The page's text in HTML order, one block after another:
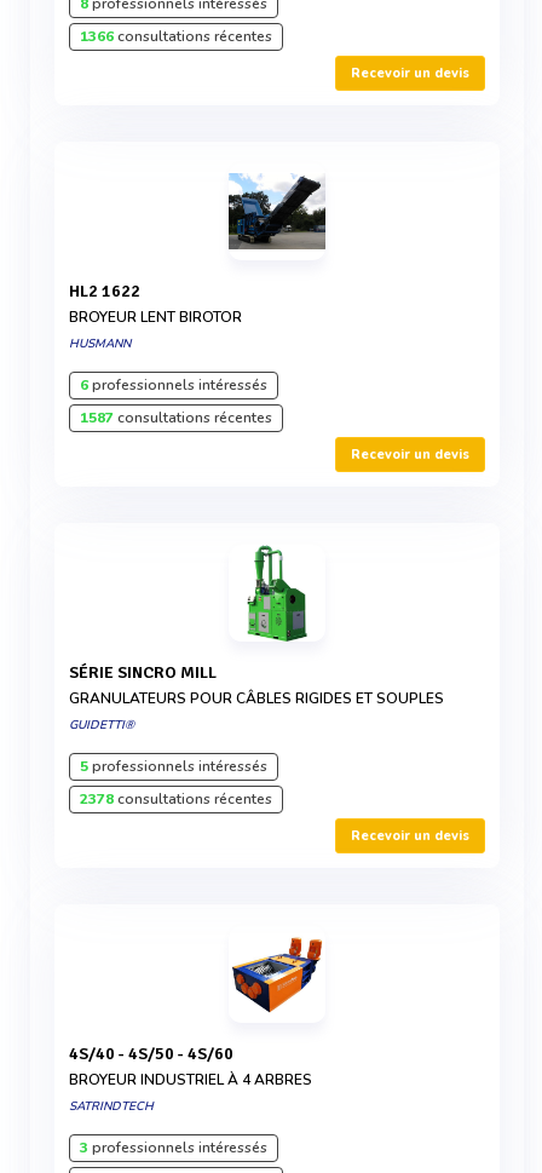
1366consultations récentes
Recevoir un devis
HL2 1622
BROYEUR LENT BIROTOR
HUSMANN
6professionnels intéressés
1587consultations récentes
Recevoir un devis
SÉRIE SINCRO MILL
GRANULATEURS POUR CÂBLES RIGIDES ET SOUPLES
GUIDETTI®
5professionnels intéressés
2378consultations récentes
Recevoir un devis
4S/40 - 4S/50 - 4S/60
BROYEUR INDUSTRIEL À 4 ARBRES
SATRINDTECH
3 professionnels intéressés